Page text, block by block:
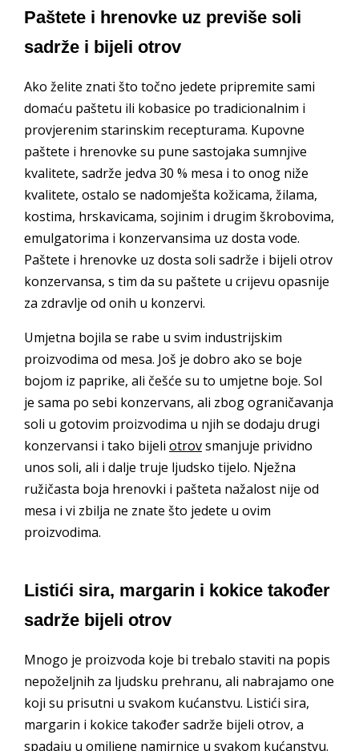
Paštete i hrenovke uz previše soli
sadrže i bijeli otrov
Ako želite znati što točno jedete pripremite sami
domaću paštetu ili kobasice po tradicionalnim i
provjerenim starinskim recepturama. Kupovne
paštete i hrenovke su pune sastojaka sumnjive
kvalitete, sadrže jedva 30 % mesa i to onog niže
kvalitete, ostalo se nadomješta kožicama, žilama,
kostima, hrskavicama, sojinim i drugim škrobovima,
emulgatorima i konzervansima uz dosta vode.
Paštete i hrenovke uz dosta soli sadrže i bijeli otrov
konzervansa, s tim da su paštete u crijevu opasnije
za zdravlje od onih u konzervi.
Umjetna bojila se rabe u svim industrijskim
proizvodima od mesa. Još je dobro ako se boje
bojom iz paprike, ali češće su to umjetne boje. Sol
je sama po sebi konzervans, ali zbog ograničavanja
soli u gotovim proizvodima u njih se dodaju drugi
konzervansi i tako bijeli otrovsmanjuje prividno
unos soli, ali i dalje truje ljudsko tijelo. Nježna
ružičasta boja hrenovki i pašteta nažalost nije od
mesa i vi zbilja ne znate što jedete u ovim
proizvodima.
Listići sira, margarin i kokice također
sadrže bijeli otrov
Mnogo je proizvoda koje bi trebalo staviti na popis
nepoželjnih za ljudsku prehranu, ali nabrajamo one
koji su prisutni u svakom kućanstvu. Listići sira,
margarin i kokice također sadrže bijeli otrov, a
spadaju u omiljene namirnice u svakom kućanstvu.